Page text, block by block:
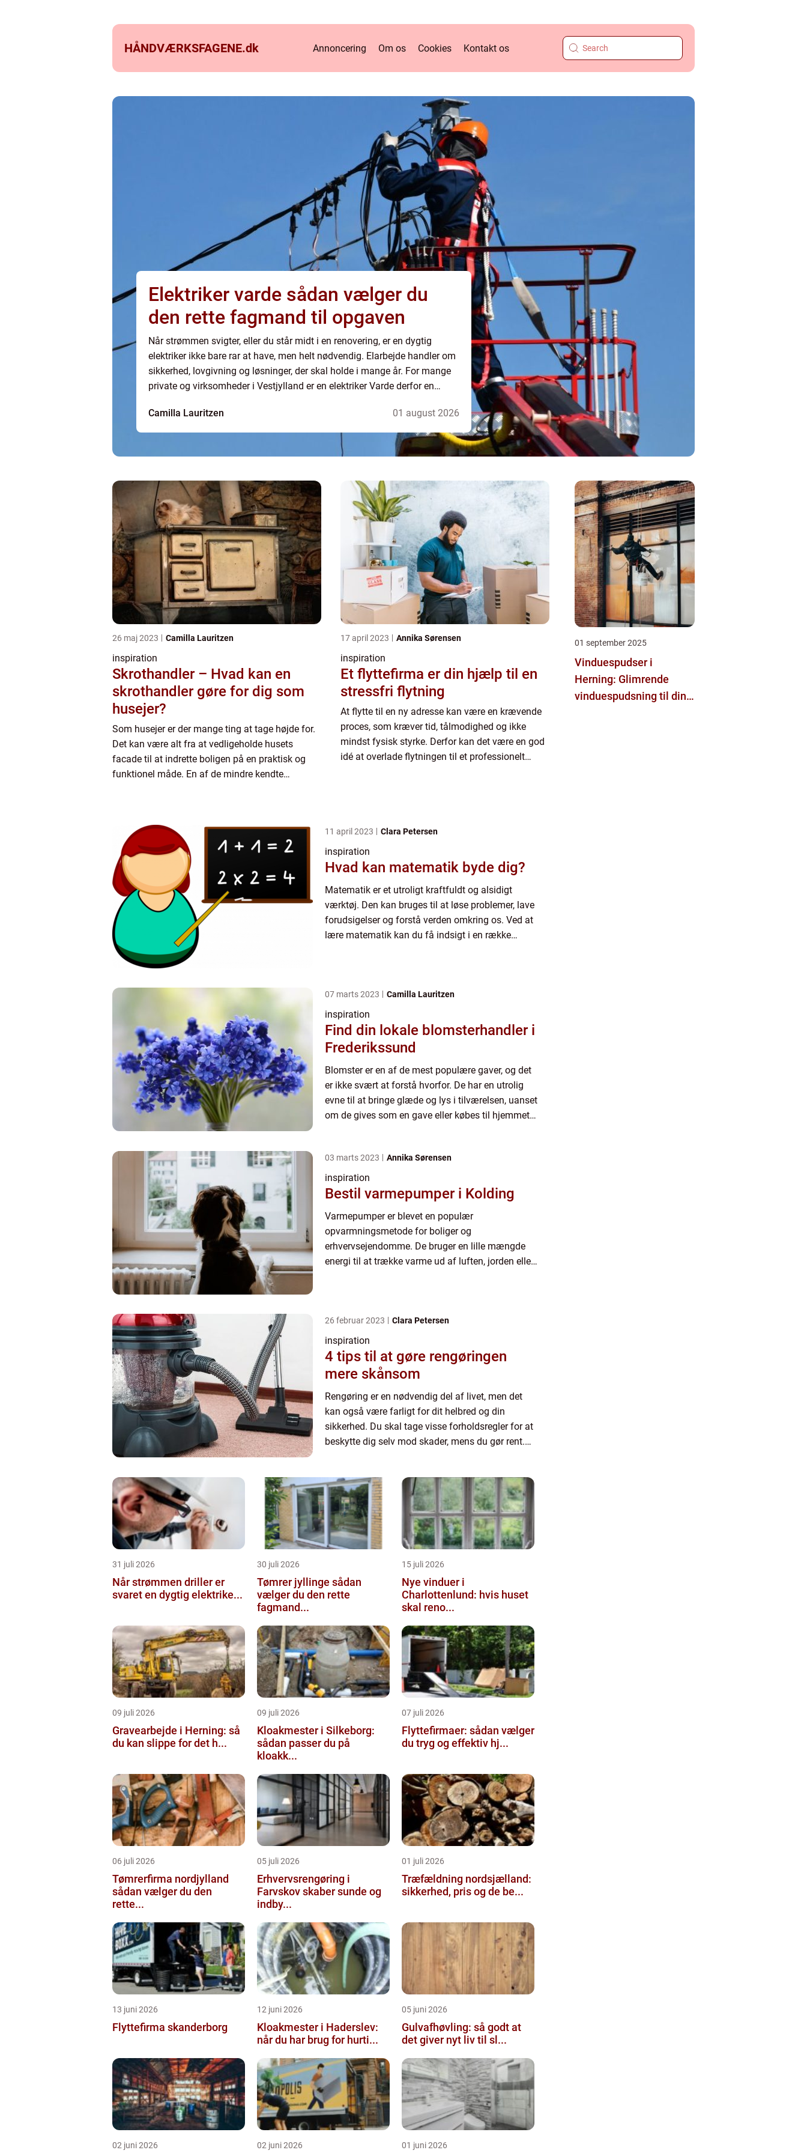
HÅNDVÆRKSFAGENE.dk Annoncering Om os Cookies Kontakt os
Elektriker varde sådan vælger du
den rette fagmand til opgaven
Når strømmen svigter, eller du står midt i en renovering, er en dygtig
elektriker ikke bare rar at have, men helt nødvendig. Elarbejde handler om
sikkerhed, lovgivning og løsninger, der skal holde i mange år. For mange
private og virksomheder i Vestjylland er en elektriker Varde derfor en
Camilla Lauritzen
01 august 2026
26 maj 2023 Camilla Lauritzen
inspiration
Skrothandler – Hvad kan en
skrothandler gøre for dig som
husejer?
Som husejer er der mange ting at tage højde for.
Det kan være alt fra at vedligeholde husets
facade til at indrette boligen på en praktisk og
funktionel måde. En af de mindre kendte
17 april 2023 Annika Sørensen
inspiration
Et flyttefirma er din hjælp til en
stressfri flytning
At flytte til en ny adresse kan være en krævende
proces, som kræver tid, tålmodighed og ikke
mindst fysisk styrke. Derfor kan det være en god
idé at overlade flytningen til et professionelt
11 april 2023 Clara Petersen
inspiration
Hvad kan matematik byde dig?
Matematik er et utroligt kraftfuldt og alsidigt
værktøj. Den kan bruges til at løse problemer, lave
forudsigelser og forstå verden omkring os. Ved at
lære matematik kan du få indsigt i en række
07 marts 2023 Camilla Lauritzen
inspiration
Find din lokale blomsterhandler i
Frederikssund
Blomster er en af de mest populære gaver, og det
er ikke svært at forstå hvorfor. De har en utrolig
evne til at bringe glæde og lys i tilværelsen, uanset
om de gives som en gave eller købes til hjemmet.
03 marts 2023 Annika Sørensen
inspiration
Bestil varmepumper i Kolding
Varmepumper er blevet en populær
opvarmningsmetode for boliger og
erhvervsejendomme. De bruger en lille mængde
energi til at trække varme ud af luften, jorden eller
26 februar 2023 Clara Petersen
inspiration
4 tips til at gøre rengøringen
mere skånsom
Rengøring er en nødvendig del af livet, men det
kan også være farligt for dit helbred og din
sikkerhed. Du skal tage visse forholdsregler for at
beskytte dig selv mod skader, mens du gør rent.
31 juli 2026
Når strømmen driller er
svaret en dygtig elektrike...
30 juli 2026
Tømrer jyllinge sådan
vælger du den rette
fagmand...
15 juli 2026
Nye vinduer i
Charlottenlund: hvis huset
skal reno...
09 juli 2026
Gravearbejde i Herning: så
du kan slippe for det h...
09 juli 2026
Kloakmester i Silkeborg:
sådan passer du på
kloakk...
07 juli 2026
Flyttefirmaer: sådan vælger
du tryg og effektiv hj...
06 juli 2026
Tømrerfirma nordjylland
sådan vælger du den
rette...
05 juli 2026
Erhvervsrengøring i
Farvskov skaber sunde og
indby...
01 juli 2026
Træfældning nordsjælland:
sikkerhed, pris og de be...
13 juni 2026
Flyttefirma skanderborg
12 juni 2026
Kloakmester i Haderslev:
når du har brug for hurti...
05 juni 2026
Gulvafhøvling: så godt at
det giver nyt liv til sl...
02 juni 2026 02 juni 2026 01 juni 2026
01 september 2025
Vinduespudser i
Herning: Glimrende
vinduespudsning til din